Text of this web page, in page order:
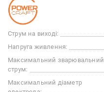
Струм на виході:
Напруга живлення:
Максимальний зварювальний
струм:
Максимальний діаметр